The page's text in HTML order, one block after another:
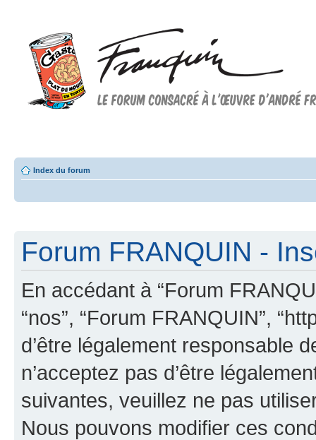
Index du forum
Forum FRANQUIN -
En accédant à “Forum
“nos”, “Forum FRANQUIN”,
d’être légalement responsable
n’acceptez pas d’être
suivantes, veuillez ne pas
Nous pouvons modifier ces